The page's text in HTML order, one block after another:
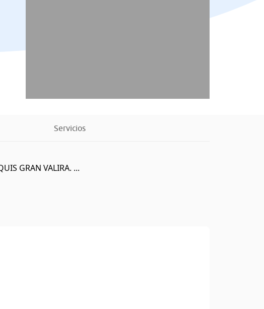
Servicios
GRAN VALIRA. ...